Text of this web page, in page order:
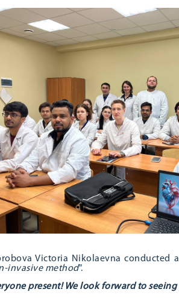
Victoria Nikolaevna conducted
invasive method".
present! We look forward to